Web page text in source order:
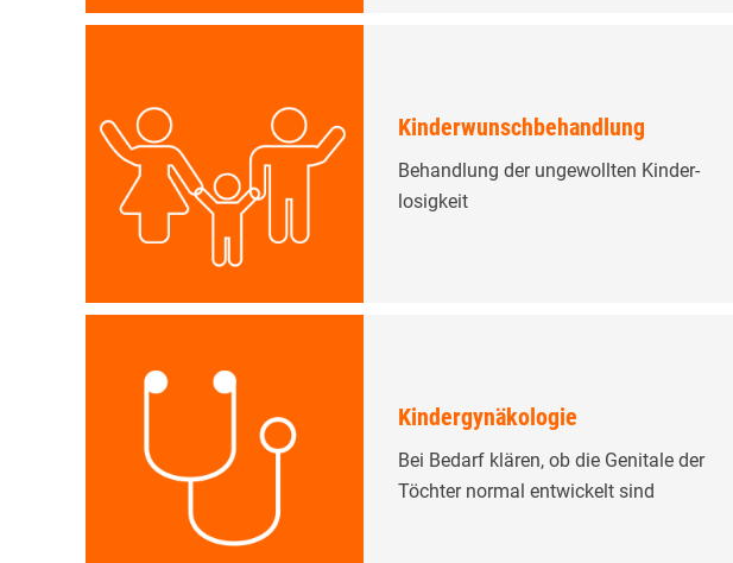
Kinderwunschbehandlung
Behandlung der ungewollten Kinder­
losigkeit
Kindergynäkologie
Bei Bedarf klären, ob die Genitale der
Töchter normal entwickelt sind